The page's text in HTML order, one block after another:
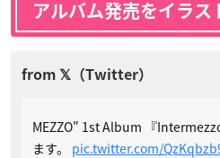
アルバム発売をイラス
MEZZO" 1st Album 『
ます。 pic.twitter.com/